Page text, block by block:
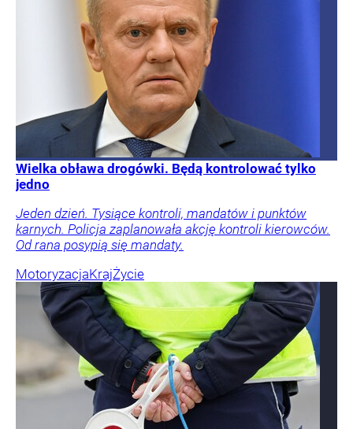
Wielka obława drogówki. Będą kontrolować tylko
jedno
Jeden dzień. Tysiące kontroli, mandatów i punktów
karnych. Policja zaplanowała akcję kontroli kierowców.
Od rana posypią się mandaty.
MotoryzacjaKrajŻycie